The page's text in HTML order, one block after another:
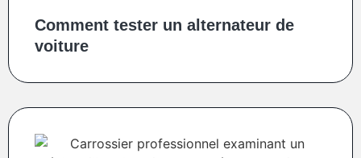
Comment tester un alternateur de
voiture